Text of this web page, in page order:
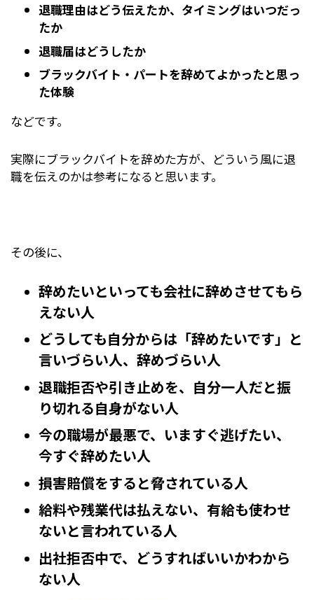
退職理由はどう伝えたか、タイミングはいつだっ
たか
退職届はどうしたか
ブラックバイト・パートを辞めてよかったと思っ
た体験
などです。
実際にブラックバイトを辞めた方が、どういう風に退
職を伝えのかは参考になると思います。
その後に、
辞めたいといっても会社に辞めさせてもら
えない人
どうしても自分からは「辞めたいです」と
言いづらい人、辞めづらい人
退職拒否や引き止めを、自分一人だと振
り切れる自身がない人
今の職場が最悪で、いますぐ逃げたい、
今すぐ辞めたい人
損害賠償をすると脅されている人
給料や残業代は払えない、有給も使わせ
ないと言われている人
出社拒否中で、どうすればいいかわから
ない人